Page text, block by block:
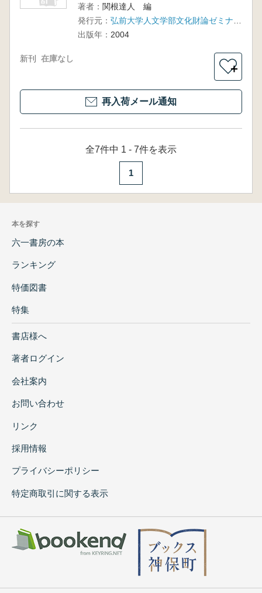
著者： 関根達人 編
発行元：
出版年： 2004
新刊 在庫なし
＋
再入荷メール通知
全7件中 1 - 7件を表示
1
本を探す
六一書房の本
ランキング
特価図書
特集
書店様へ
著者ログイン
会社案内
お問い合わせ
リンク
採用情報
プライバシーポリシー
特定商取引に関する表示